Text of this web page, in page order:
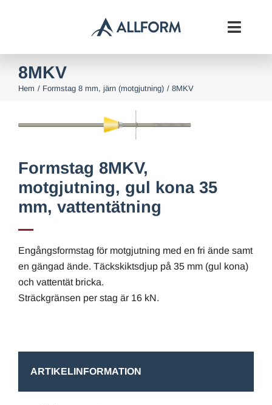
Betongkomplement
Om oss
Downloads
Kontakt
8MKV
Hem Formstag 8 mm, järn (motgjutning) 8MKV
Formstag 8MKV,
motgjutning, gul kona 35
mm, vattentätning
Engångsformstag för motgjutning med en fri ände samt
en gängad ände. Täckskiktsdjup på 35 mm (gul kona)
och vattentät bricka.
Sträckgränsen per stag är 16 kN.
ARTIKELINFORMATION